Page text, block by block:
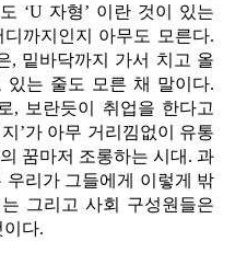
‘U 자형’ 이란 것이 있는
까지인지 아무도 모른다.
, 밑바닥까지 가서 치고 올
있는 줄도 모른 채 말이다.
, 보란듯이 취업을 한다고
’가 아무 거리낌없이 유통
꿈마저 조롱하는 시대. 과
리가 그들에게 이렇게 밖
그리고 사회 구성원들은
다.